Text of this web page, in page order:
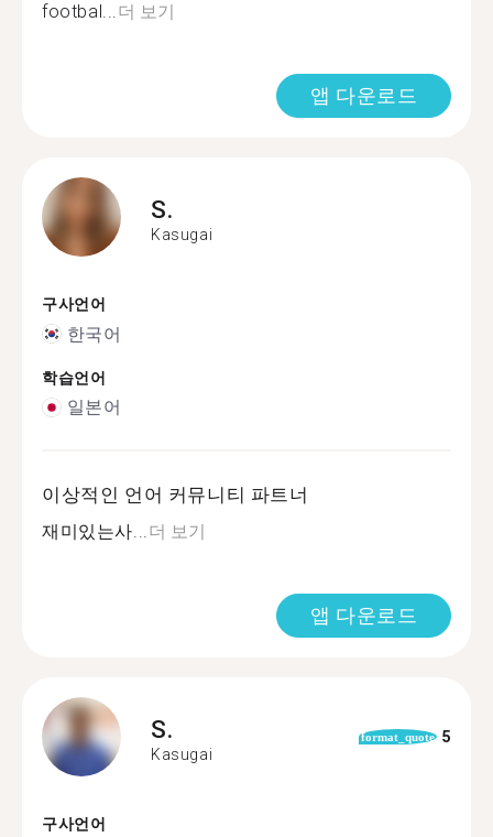
footbal...더 보기
앱 다운로드
S.
Kasugai
구사언어
한국어
학습언어
일본어
이상적인 언어 커뮤니티 파트너
재미있는사...더 보기
앱 다운로드
S.
Kasugai
format_quote 5
구사언어